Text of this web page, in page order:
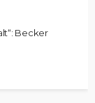
Becker